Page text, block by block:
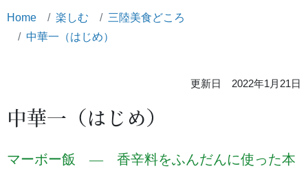
Home 楽しむ
三陸美食どころ
中華一（はじめ）
更新日 2022年1月21日
中華一（はじめ）
マーボー飯 ― 香辛料をふんだんに使った本